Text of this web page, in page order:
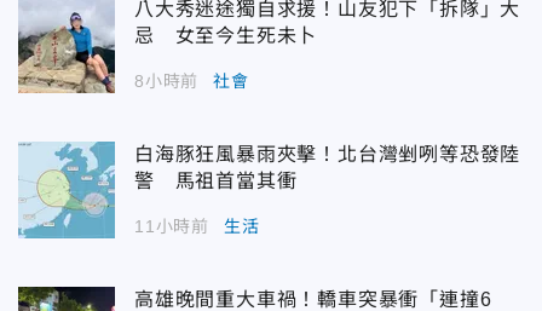
八大秀迷途獨自求援！山友犯下「拆隊」大
忌 女至今生死未卜
8小時前 社會
白海豚狂風暴雨夾擊！北台灣剉咧等恐發陸
警 馬祖首當其衝
11小時前 生活
高雄晚間重大車禍！轎車突暴衝「連撞6